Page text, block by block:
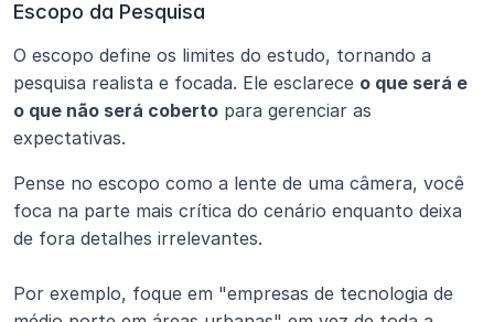
Escopo da Pesquisa
O escopo define os limites do estudo, tornando a
pesquisa realista e focada. Ele esclarece o que será e
o que não será coberto para gerenciar as
expectativas.
Pense no escopo como a lente de uma câmera, você
foca na parte mais crítica do cenário enquanto deixa
de fora detalhes irrelevantes.
Por exemplo, foque em "empresas de tecnologia de